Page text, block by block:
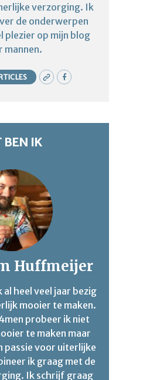
verzorging. Ik
de onderwerpen
plezier op mijn blog
mannen.
BEN IK
Huffmeijer
al heel veel jaar bezig
mooier te maken.
probeer ik niet
te maken maar
passie voor uiterlijke
ik graag met de
Ik schrijf graag